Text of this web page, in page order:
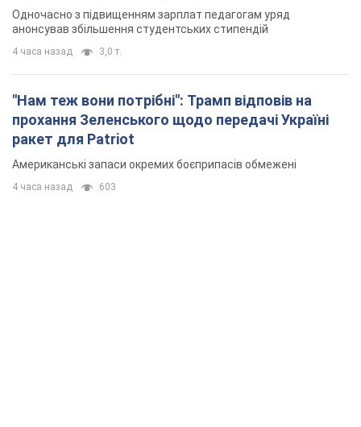
Одночасно з підвищенням зарплат педагогам уряд
анонсував збільшення студентських стипендій
4 часа назад 3,0 т.
"Нам теж вони потрібні": Трамп відповів на
прохання Зеленського щодо передачі Україні
ракет для Patriot
Американські запаси окремих боєприпасів обмежені
4 часа назад 603